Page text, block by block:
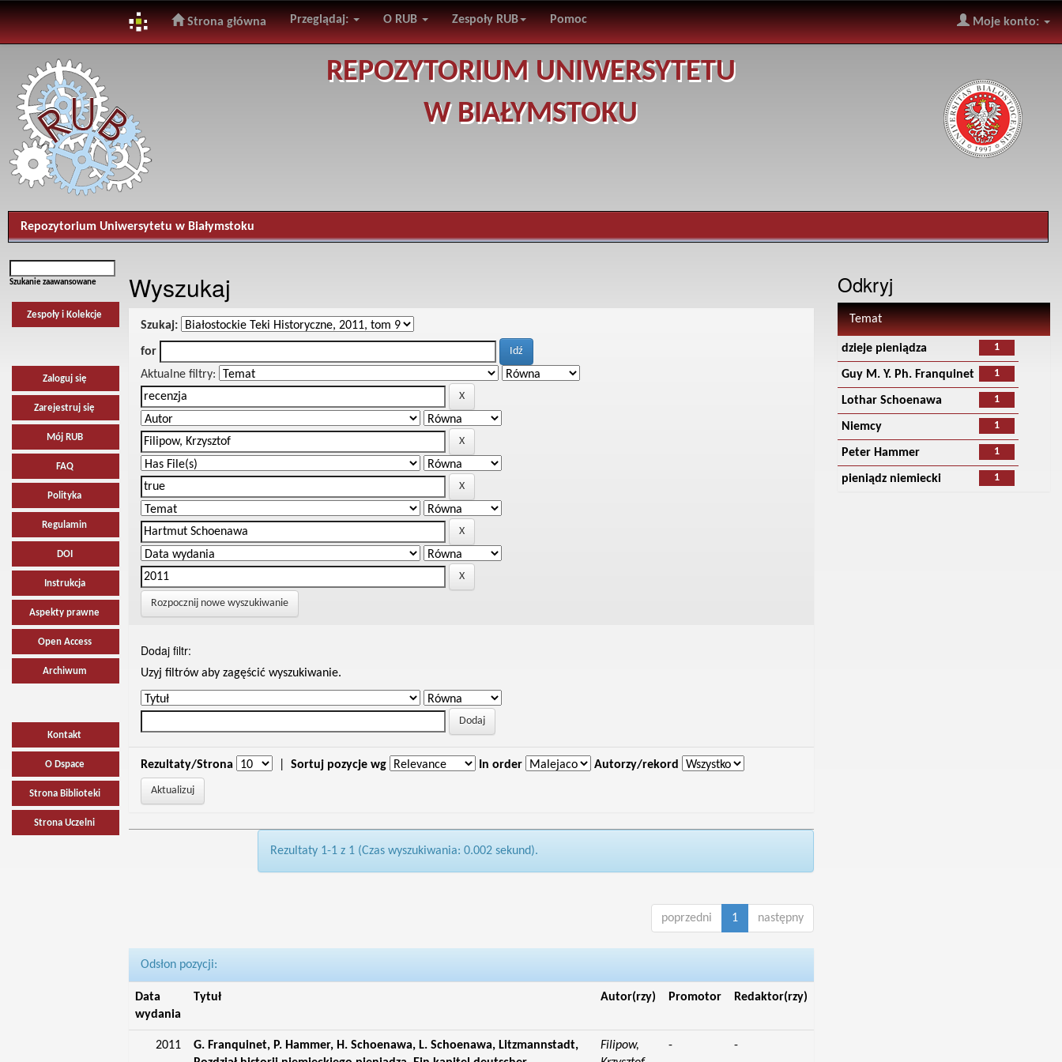
navigation
Strona główna Przeglądaj: O RUB Zespoły RUB Pomoc Moje konto:
REPOZYTORIUM UNIWERSYTETU
W BIAŁYMSTOKU
Repozytorium Uniwersytetu w Białymstoku
Szukanie zaawansowane
Zespoły i Kolekcje
Zaloguj się
Zarejestruj się
Mój RUB
FAQ
Polityka
Regulamin
DOI
Instrukcja
Aspekty prawne
Open Access
Archiwum
Kontakt
O Dspace
Strona Biblioteki
Strona Uczelni
Wyszukaj
Szukaj:
for
Aktualne filtry:
Rozpocznij nowe wyszukiwanie
Dodaj filtr:
Uzyj filtrów aby zagęścić wyszukiwanie.
Rezultaty/Strona Sortuj pozycje wg In order Autorzy/rekord
Rezultaty 1-1 z 1 (Czas wyszukiwania: 0.002 sekund).
poprzedni 1 następny
Odsłon pozycji:
Data
wydania
Tytuł Autor(rzy) Promotor Redaktor(rzy)
2011
G. Franquinet, P. Hammer, H. Schoenawa, L. Schoenawa, Litzmannstadt,
Filipow,
- -
Odkryj
Temat
1
dzieje pieniądza
1
Guy M. Y. Ph. Franquinet
1
Lothar Schoenawa
1
Niemcy
1
Peter Hammer
1
pieniądz niemiecki